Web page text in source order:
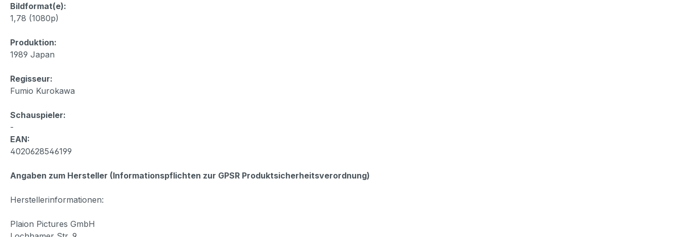
Bildformat(e):
1,78 (1080p)
Produktion:
1989 Japan
Regisseur:
Fumio Kurokawa
Schauspieler:
-
EAN:
4020628546199
Angaben zum Hersteller (Informationspflichten zur GPSR Produktsicherheitsverordnung)
Herstellerinformationen:
Plaion Pictures GmbH